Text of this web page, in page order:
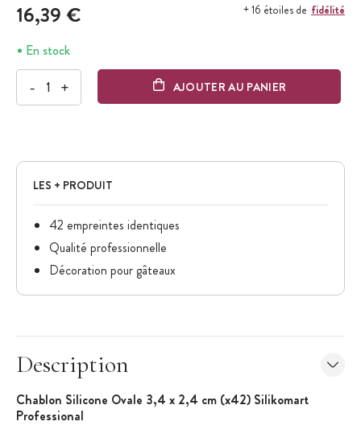
16,39 € + 16 étoiles de fidélité
En stock
- + AJOUTER AU PANIER
LES + PRODUIT
42 empreintes identiques
Qualité professionnelle
Décoration pour gâteaux
Description
Chablon Silicone Ovale 3,4 x 2,4 cm (x42) Silikomart
Professional